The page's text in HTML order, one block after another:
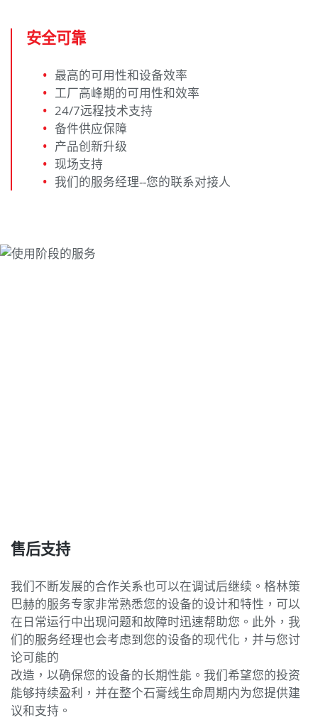
安全可靠
最高的可用性和设备效率
工厂高峰期的可用性和效率
24/7远程技术支持
备件供应保障
产品创新升级
现场支持
我们的服务经理--您的联系对接人
售后支持
我们不断发展的合作关系也可以在调试后继续。格林策
巴赫的服务专家非常熟悉您的设备的设计和特性，可以
在日常运行中出现问题和故障时迅速帮助您。此外，我
们的服务经理也会考虑到您的设备的现代化，并与您讨
论可能的
改造，以确保您的设备的长期性能。我们希望您的投资
能够持续盈利，并在整个石膏线生命周期内为您提供建
议和支持。